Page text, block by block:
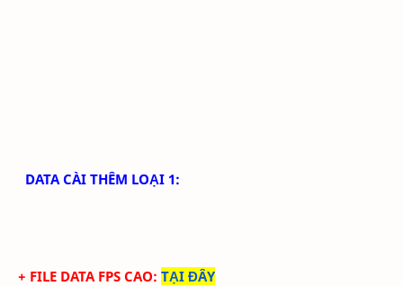
DATA CÀI THÊM LOẠI 1:
+ FILE DATA FPS CAO: TẠI ĐÂY